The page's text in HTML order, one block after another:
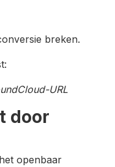
breken.
URL
door
openbaar